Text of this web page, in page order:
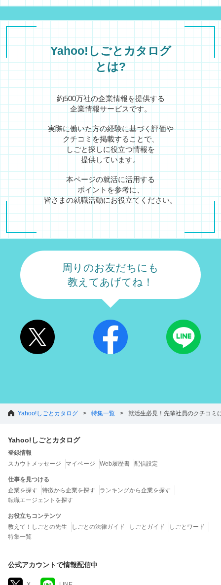
Yahoo!しごとカタログ
とは?
約500万社の企業情報を提供する
企業情報サービスです。
実際に働いた方の経験に基づく評価や
クチコミを掲載することで、
しごと探しに役立つ情報を
提供しています。
本ページの就活に活用する
ポイントを参考に、
皆さまの就職活動にお役立てください。
周りのお友だちにも
教えてあげてね！
Yahoo!しごとカタログ 特集一覧
Yahoo!しごとカタログ
登録情報
スカウトメッセージ
マイページ Web履歴書 配信設定
仕事を見つける
企業を探す
特徴から企業を探す
ランキングから企業を探す
転職エージェントを探す
お役立ちコンテンツ
教えて！しごとの先生
しごとの法律ガイド しごとガイド
しごとワード
特集一覧
公式アカウントで情報配信中